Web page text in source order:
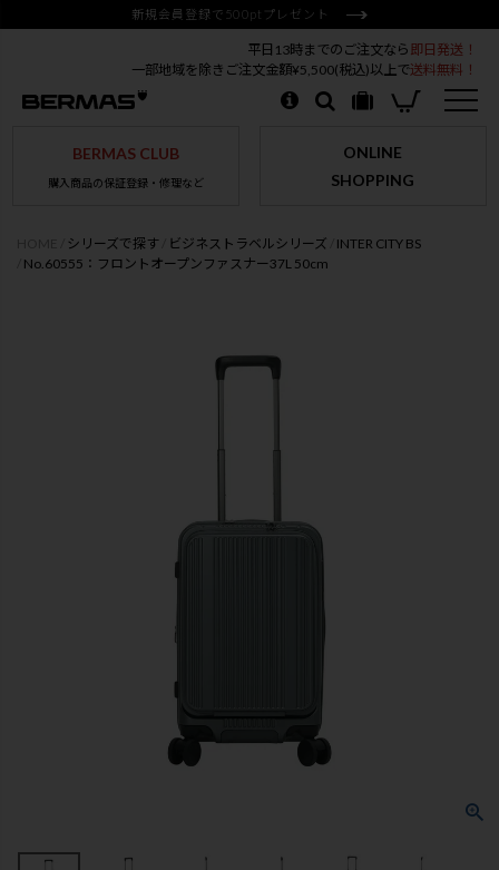
新規会員登録で500ptプレゼント
平日13時までのご注文なら 即日発送！
一部地域を除きご注文金額¥5,500(税込)以上で送料無料！
BERMAS CLUB
購入商品の保証登録・修理など
ONLINE
SHOPPING
シリーズで探す ビジネストラベルシリーズ
INTER CITY BS
No.60555：フロントオープンファスナー37L 50cm